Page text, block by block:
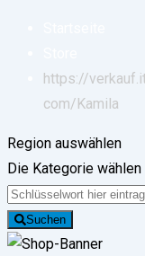
https://
com/ Kamila
Region auswählen
Die Kategorie wählen
Suchen